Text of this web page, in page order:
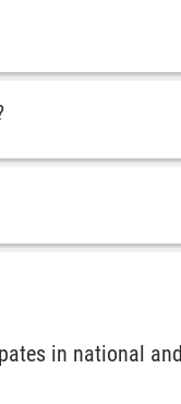
in national and